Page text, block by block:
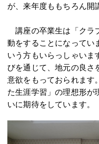
が、来年度ももちろん開
講座の卒業生は「クラ
動をすることになってい
いう方もいらっしゃいま
びを通じて、地元の良さ
意欲をもっておられます
た生涯学習」の理想形が
いに期待をしています。